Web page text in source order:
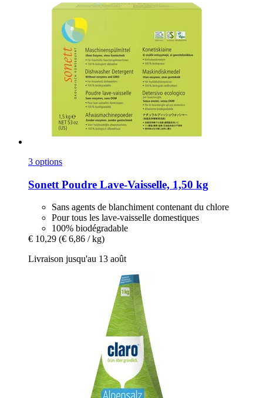
3 options
Sonett Poudre Lave-​Vaisselle, 1,50 kg
Sans agents de blanchiment contenant du chlore
Pour tous les lave-vaisselle domestiques
100% biodégradable
€ 10,29 (€ 6,86 / kg)
Livraison jusqu'au 13 août